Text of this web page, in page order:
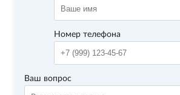
Номер телефона
Ваш вопрос